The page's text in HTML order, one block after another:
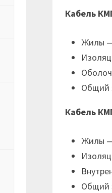
Кабель
Жилы —
Общий
Кабель
Жилы —
Общий